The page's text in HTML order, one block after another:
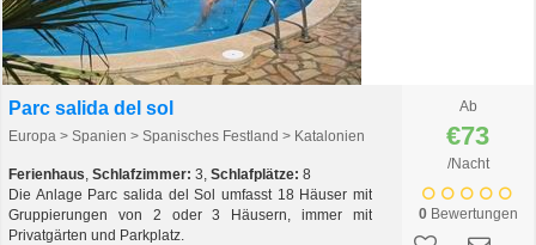
Parc salida del sol
Europa > Spanien > Spanisches Festland > Katalonien
Ferienhaus, Schlafzimmer: 3, Schlafplätze: 8
Die Anlage Parc salida del Sol umfasst 18 Häuser mit
Gruppierungen von 2 oder 3 Häusern, immer mit
Privatgärten und Parkplatz.
Ab
€73
/Nacht
0Bewertungen